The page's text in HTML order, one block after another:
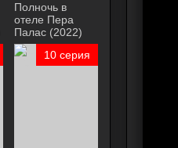
Полночь в
отеле Пера
Палас (2022)
10 серия